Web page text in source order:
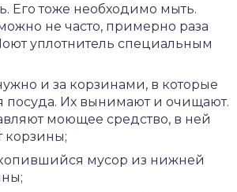
Его тоже необходимо мыть.
не часто, примерно раза
уплотнитель специальным
и за корзинами, в которые
посуда. Их вынимают и очищают.
моющее средство, в ней
корзины;
мусор из нижней